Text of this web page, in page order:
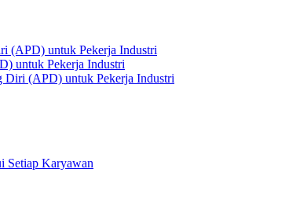
(APD) untuk Pekerja Industri
untuk Pekerja Industri
Diri (APD) untuk Pekerja Industri
Setiap Karyawan